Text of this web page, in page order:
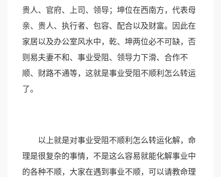
贵人、官府、上司、领导；坤位在西南方，代表母
亲、贵人、执行者、包容、配合以及财富。因此在
家居以及办公室风水中，乾、坤两位必不可缺，否
则易夫妻不和、事业受阻、领导力下滑、合作不
顺、财路不通等，这就是事业受阻不顺利怎么转运
了。
以上就是对事业受阻不顺利怎么转运化解，命
理是很复杂的事情，不是这么容易就能化解事业中
的各种不顺，大家在遇到事业不顺，可以请教命理